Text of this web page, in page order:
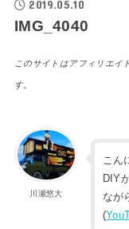
2019.05.10
IMG_4040
このサイトはアフィリエイ
す。
川瀬悠大
こん
DIY
なが
(